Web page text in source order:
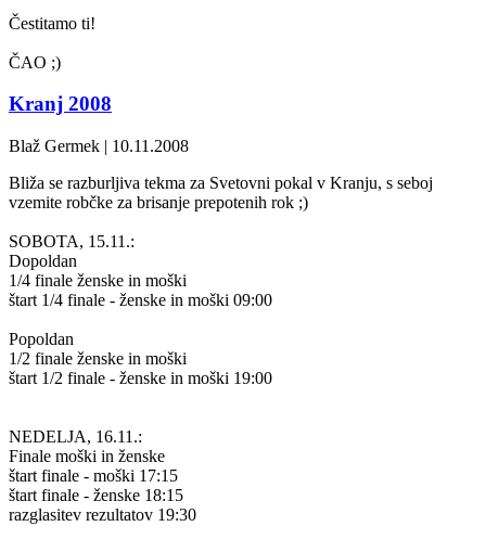
Čestitamo ti!
ČAO ;)
Kranj 2008
Blaž Germek | 10.11.2008
Bliža se razburljiva tekma za Svetovni pokal v Kranju, s seboj
vzemite robčke za brisanje prepotenih rok ;)
SOBOTA, 15.11.:
Dopoldan
1/4 finale ženske in moški
štart 1/4 finale - ženske in moški 09:00
Popoldan
1/2 finale ženske in moški
štart 1/2 finale - ženske in moški 19:00
NEDELJA, 16.11.:
Finale moški in ženske
štart finale - moški 17:15
štart finale - ženske 18:15
razglasitev rezultatov 19:30